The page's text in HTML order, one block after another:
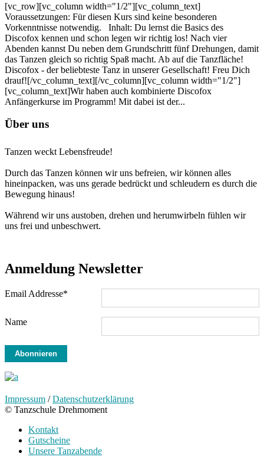
[vc_row][vc_column width="1/2"][vc_column_text]
Voraussetzungen: Für diesen Kurs sind keine besonderen
Vorkenntnisse notwendig. Inhalt: Du lernst die Basics des
Discofox kennen und schon legen wir richtig los! Nach vier
Abenden kannst Du neben dem Grundschritt fünf Drehungen, damit
das Tanzen gleich so richtig Spaß macht. Ab auf die Tanzfläche!
Discofox - der beliebteste Tanz in unserer Gesellschaft! Freu Dich
drauf![/vc_column_text][/vc_column][vc_column width="1/2"]
[vc_column_text]Wir haben auch kombinierte Discofox
Anfängerkurse im Programm! Mit dabei ist der...
Über uns
Tanzen weckt Lebensfreude!
Durch das Tanzen können wir uns befreien, wir können alles
hineinpacken, was uns gerade bedrückt und schleudern es durch die
Bewegung hinaus!
Während wir uns austoben, drehen und herumwirbeln fühlen wir
uns frei und unbeschwert.
Anmeldung Newsletter
Email Addresse*
Name
Impressum /Datenschutzerklärung
© Tanzschule Drehmoment
Kontakt
Gutscheine
Unsere Tanzabende